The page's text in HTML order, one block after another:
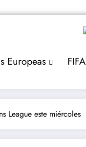
Europeas FIFA
League este miércoles